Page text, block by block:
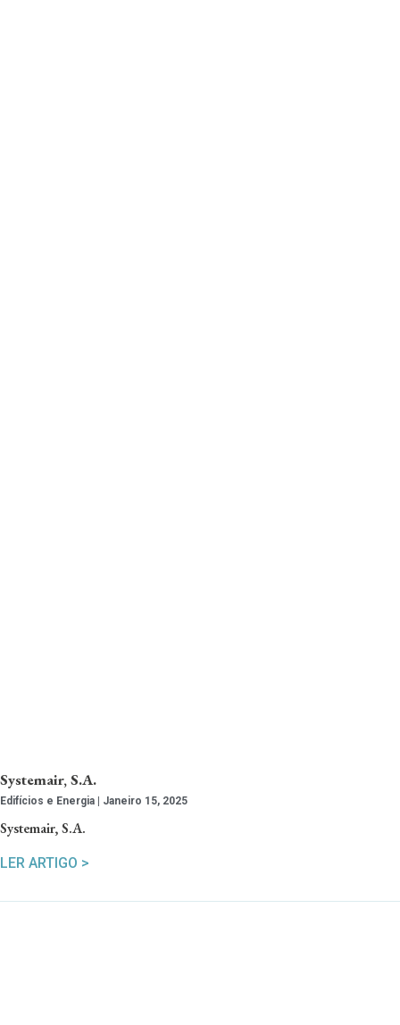
Systemair, S.A.
Edifícios e Energia Janeiro 15, 2025
Systemair, S.A.
LER ARTIGO >